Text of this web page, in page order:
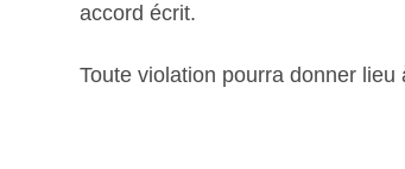
accord écrit.
Toute violation pourra donner